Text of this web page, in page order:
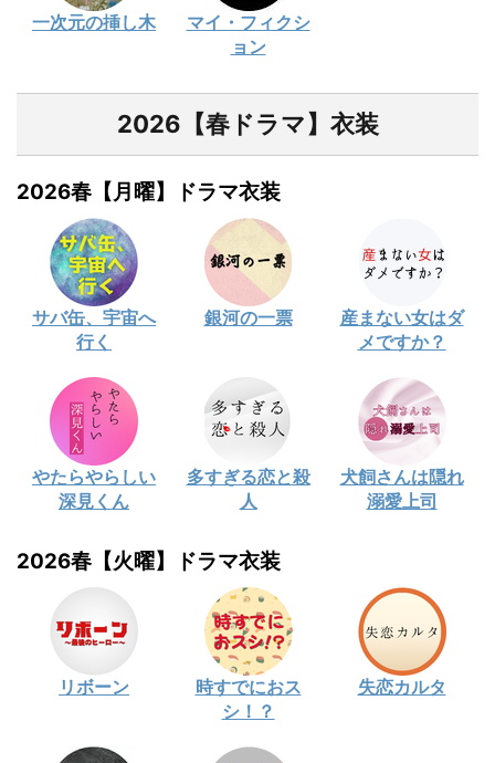
一次元の挿し木
マイ・フィクシ
ョン
2026【春ドラマ】衣装
2026春【月曜】ドラマ衣装
サバ缶、宇宙へ
行く
銀河の一票
産まない女はダ
メですか？
やたらやらしい
深見くん
多すぎる恋と殺
人
犬飼さんは隠れ
溺愛上司
2026春【火曜】ドラマ衣装
リボーン
時すでにおス
シ！？
失恋カルタ